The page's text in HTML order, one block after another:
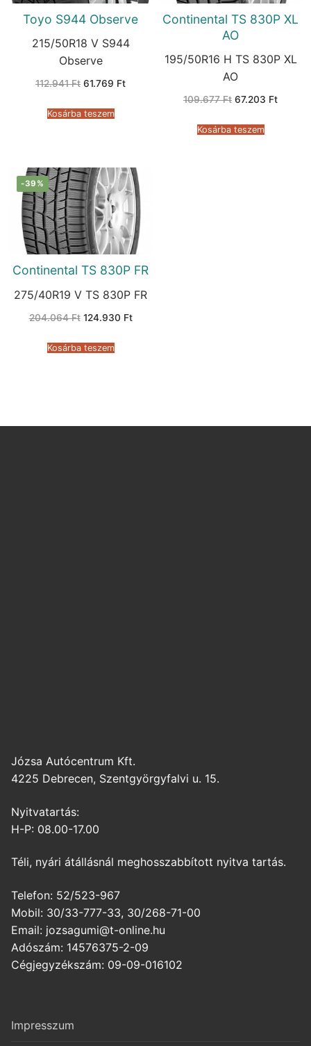
Toyo S944 Observe
215/50R18 V S944
Observe
112.941Ft Original
112.941 Ft.
61.769 FtCurrent
Kosárba teszem
Continental TS 830P XL
AO
195/50R16 H TS 830P XL
AO
109.677Ft Original
109.677 Ft.
67.203 FtCurrent
Kosárba teszem
-39%
Continental TS 830P FR
275/40R19 V TS 830P FR
204.064Ft Original
204.064 Ft.
124.930 FtCurrent
Kosárba teszem
Józsa Autócentrum Kft.
4225 Debrecen, Szentgyörgyfalvi u. 15.
Nyitvatartás:
H-P: 08.00-17.00
Téli, nyári átállásnál meghosszabbított nyitva tartás.
Telefon: 52/523-967
Mobil: 30/33-777-33, 30/268-71-00
Email: jozsagumi@t-online.hu
Adószám: 14576375-2-09
Cégjegyzékszám: 09-09-016102
Impresszum